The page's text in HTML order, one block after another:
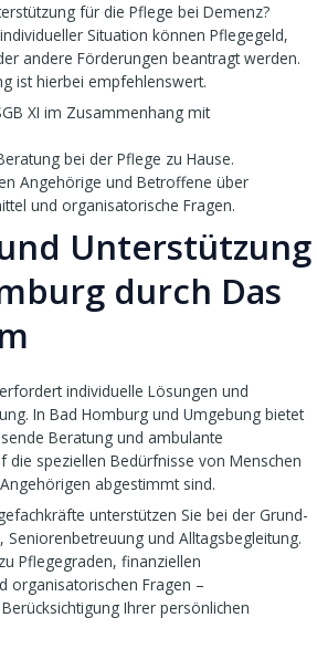
für die Pflege bei Demenz?
Situation können Pflegegeld,
andere Förderungen beantragt werden.
ist hierbei empfehlenswert.
XI im Zusammenhang mit
bei der Pflege zu Hause.
Angehörige und Betroffene über
und organisatorische Fragen.
Unterstützung
durch Das
individuelle Lösungen und
In Bad Homburg und Umgebung bietet
Beratung und ambulante
die speziellen Bedürfnisse von Menschen
abgestimmt sind.
unterstützen Sie bei der Grund-
Seniorenbetreuung und Alltagsbegleitung.
Pflegegraden, finanziellen
organisatorischen Fragen –
Ihrer persönlichen